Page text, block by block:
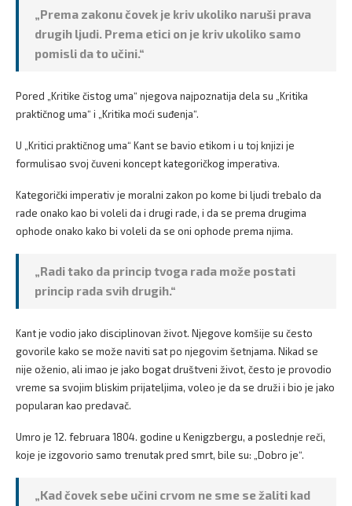
„Prema zakonu čovek je kriv ukoliko naruši prava
drugih ljudi. Prema etici on je kriv ukoliko samo
pomisli da to učini.“
Pored „Kritike čistog uma“ njegova najpoznatija dela su „Kritika
praktičnog uma“ i „Kritika moći suđenja“.
U „Kritici praktičnog uma“ Kant se bavio etikom i u toj knjizi je
formulisao svoj čuveni koncept kategoričkog imperativa.
Kategorički imperativ je moralni zakon po kome bi ljudi trebalo da
rade onako kao bi voleli da i drugi rade, i da se prema drugima
ophode onako kako bi voleli da se oni ophode prema njima.
„Radi tako da princip tvoga rada može postati
princip rada svih drugih.“
Kant je vodio jako disciplinovan život. Njegove komšije su često
govorile kako se može naviti sat po njegovim šetnjama. Nikad se
nije oženio, ali imao je jako bogat društveni život, često je provodio
vreme sa svojim bliskim prijateljima, voleo je da se druži i bio je jako
popularan kao predavač.
Umro je 12. februara 1804. godine u Kenigzbergu, a poslednje reči,
koje je izgovorio samo trenutak pred smrt, bile su: „Dobro je“.
„Kad čovek sebe učini crvom ne sme se žaliti kad